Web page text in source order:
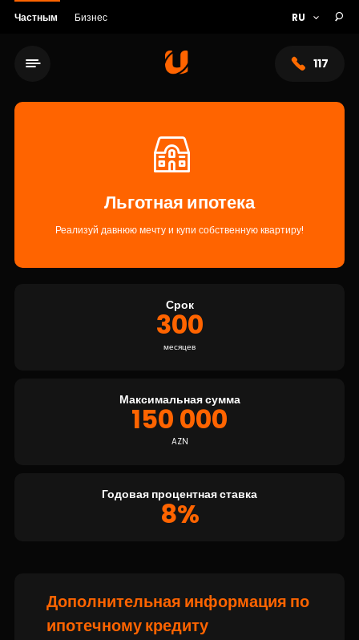
Частным Бизнес
117
О банке
Кешбэк
Тарифы
Кадровые ресурсы
Связь с банком
Льготная ипотека
Реализуй давнюю мечту и купи собственную квартиру!
Срок
300
месяцев
Максимальная сумма
150 000
AZN
Годовая процентная ставка
8%
Дополнительная информация по
ипотечному кредиту